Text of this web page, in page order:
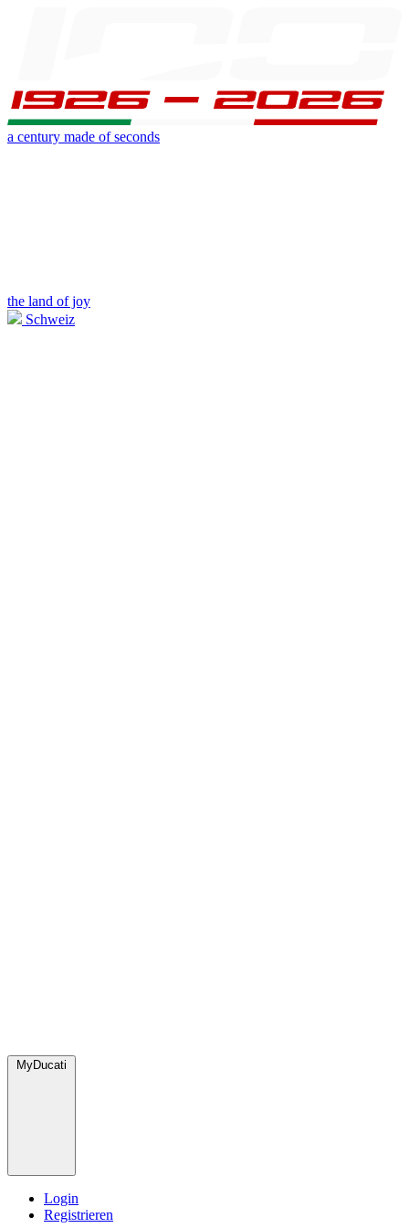
a century made of seconds
the land of joy
Schweiz
MyDucati
Login
Registrieren